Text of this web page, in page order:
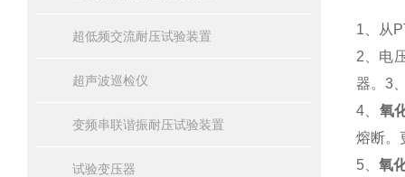
超低频交流耐压试验装置
超声波巡检仪
变频串联谐振耐压试验装置
试验变压器
1、从
2、电
器。3
4、 氧
熔断。
5、 氧